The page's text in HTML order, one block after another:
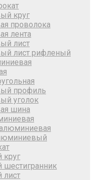
круг
проволока
лента
лист
лист рифленый
профиль
уголок
шина